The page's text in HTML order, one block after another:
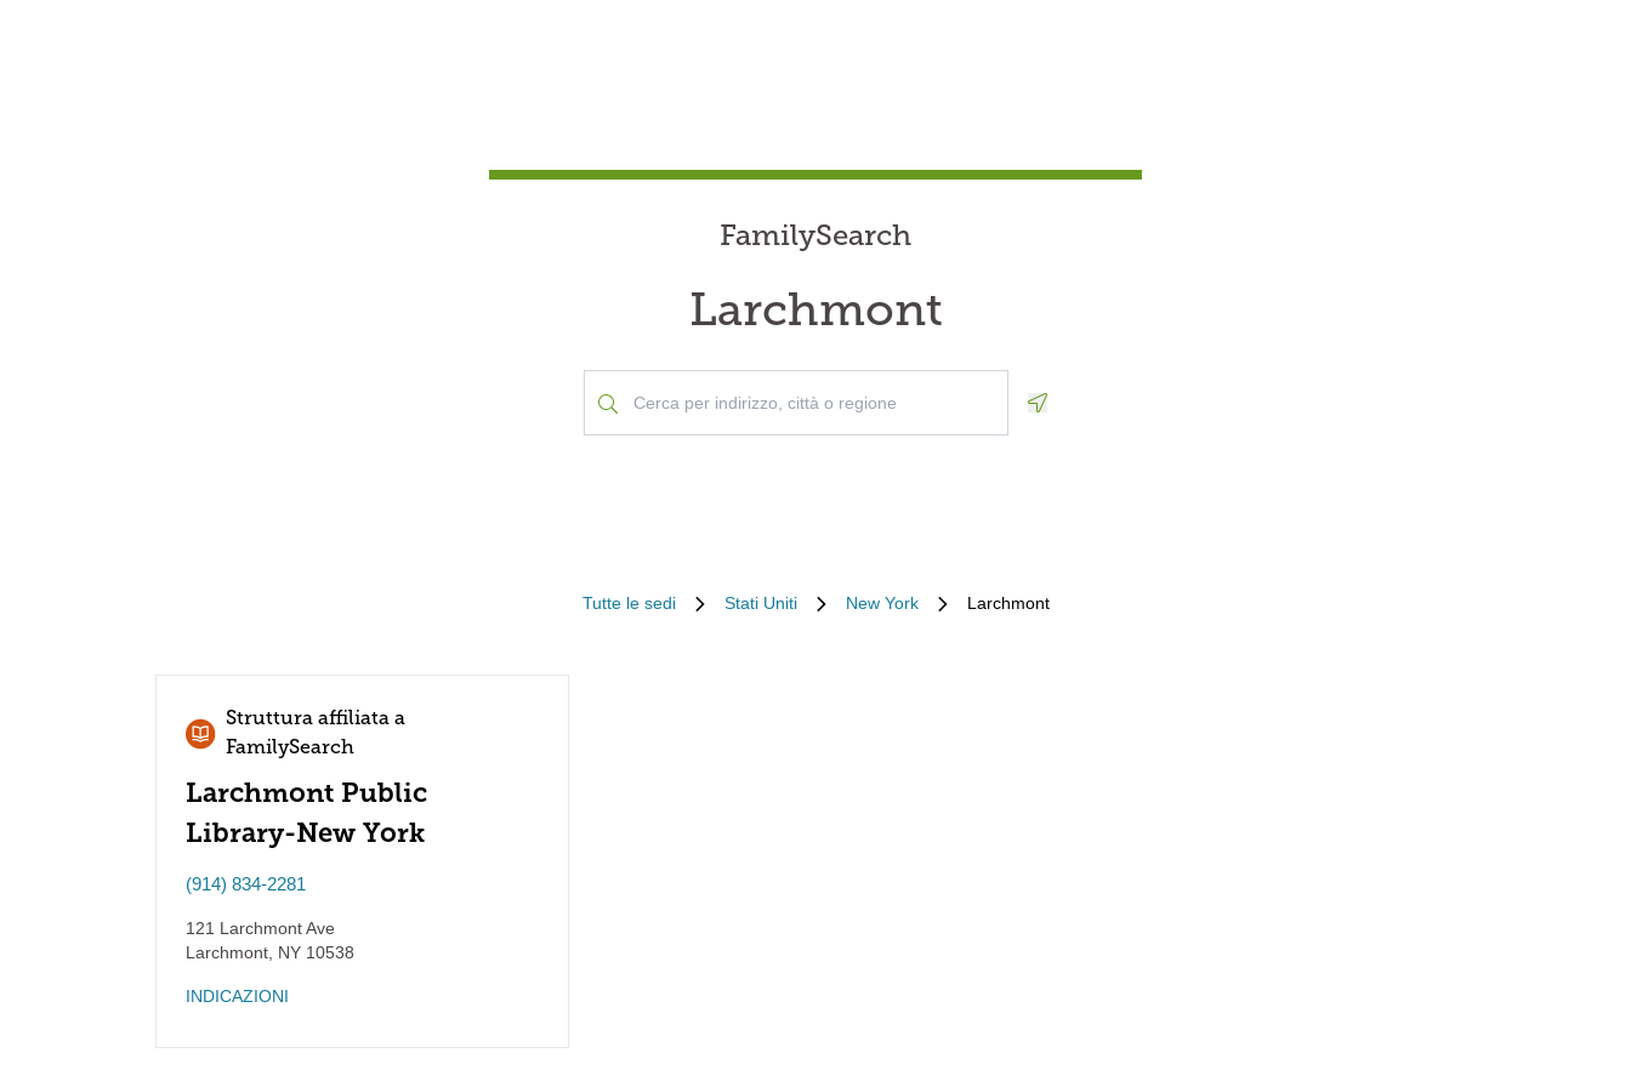
FamilySearch
Larchmont
Tutte le sedi Stati Uniti New York Larchmont
Struttura affiliata a
FamilySearch
Larchmont Public
Library-New York
(914) 834-2281
121 Larchmont Ave
Larchmont NY 10538
INDICAZIONI